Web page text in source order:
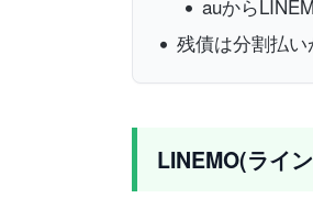
auから
残債は分割払
LINEMO(ライ